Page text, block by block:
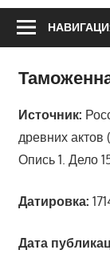
Источник:
древних
Опись 1. Дело
Датировка:
Дата